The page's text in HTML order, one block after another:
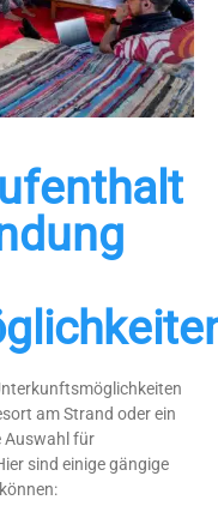
am Strand oder ein
Auswahl für
sind einige gängige